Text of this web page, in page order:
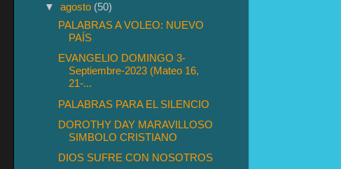
▼agosto (50)
PALABRAS A VOLEO: NUEVO
PAÍS
EVANGELIO DOMINGO 3-
Septiembre-2023 (Mateo 16,
21-...
PALABRAS PARA EL SILENCIO
DOROTHY DAY MARAVILLOSO
SIMBOLO CRISTIANO
DIOS SUFRE CON NOSOTROS